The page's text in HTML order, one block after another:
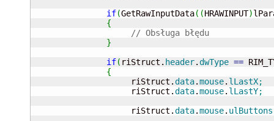
if(GetRawInputData( (HRAWINPUT)
{
// Obsługa błędu
}
if( riStruct. header.dwType ==
{
                    riStruct.
data.mouse. lLastX;
                    riStruct.
data.mouse. lLastY;
                    riStruct.
data.mouse. ulButtons